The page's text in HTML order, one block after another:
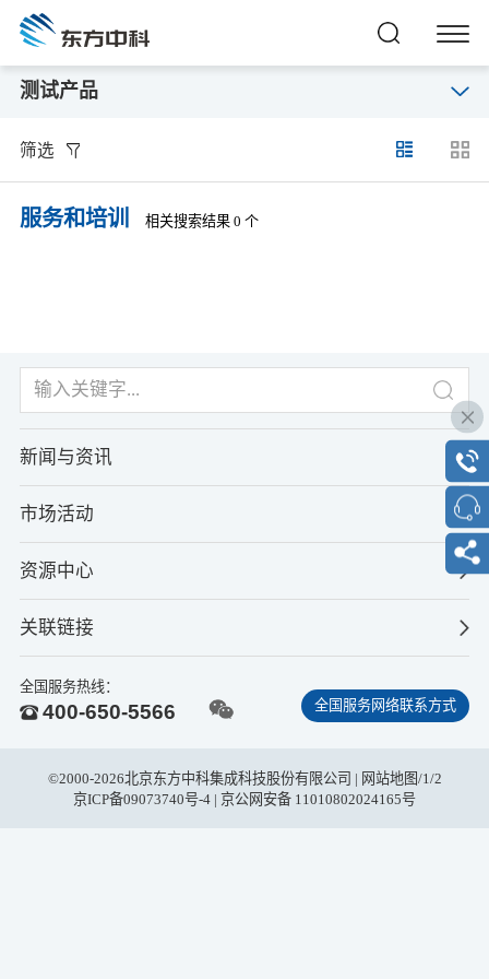
测试产品
筛选
服务和培训 相关搜索结果 0 个
新闻与资讯
市场活动
资源中心
关联链接
全国服务热线：
400-650-5566 全国服务网络联系方式
©2000-2026北京东方中科集成科技股份有限公司 | 网站地图/1 /2
京ICP备09073740号-4 | 京公网安备 11010802024165号